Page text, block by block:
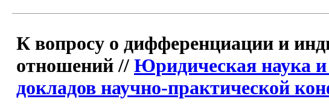
К вопросу о дифференциации и
отношений // Юридическая наука и
докладов научно-практической